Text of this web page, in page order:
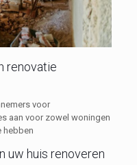
renovatie
voor
aan voor zowel woningen
hebben
uw huis renoveren